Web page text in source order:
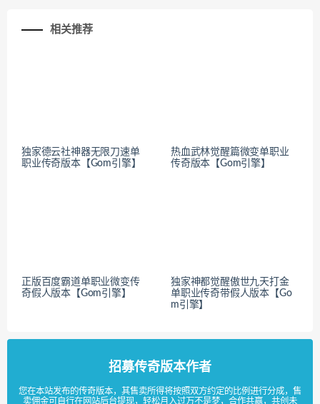
相关推荐
独家德云社神器无限刀速单
职业传奇版本【Gom引擎】
热血武林觉醒篇微变单职业
传奇版本【Gom引擎】
正版百度霸道单职业微变传
奇假人版本【Gom引擎】
独家神都觉醒傲世九天打金
单职业传奇带假人版本【Go
m引擎】
招募传奇版本作者
您在本站发布的传奇版本，其售卖所得将按照双方约定的比例进行分成，售
卖佣金可自行在网站后台提现，轻松月入过万不是梦，合作共赢，共创未